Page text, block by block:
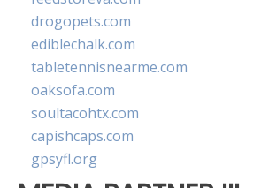
drogopets.com
ediblechalk.com
tabletennisnearme.com
oaksofa.com
soultacohtx.com
capishcaps.com
gpsyfl.org